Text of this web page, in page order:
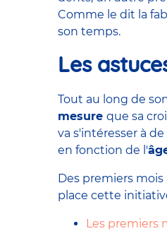
Comme le dit la
son temps.
Les
Tout au long de
mesure que sa
va s'intéresser à de
en fonction de l'
Des premiers mois
place cette
Les premiers